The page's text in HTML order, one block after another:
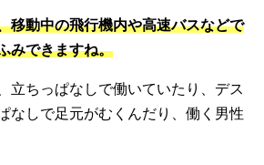
移動中の飛行機内や高速バスなどで
みできますね。
立ちっぱなしで働いていたり、デス
なしで足元がむくんだり、働く男性